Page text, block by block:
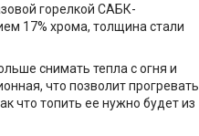
горелкой САБК-
17% хрома, толщина стали
снимать тепла с огня и
что позволит прогревать
что топить ее нужно будет из